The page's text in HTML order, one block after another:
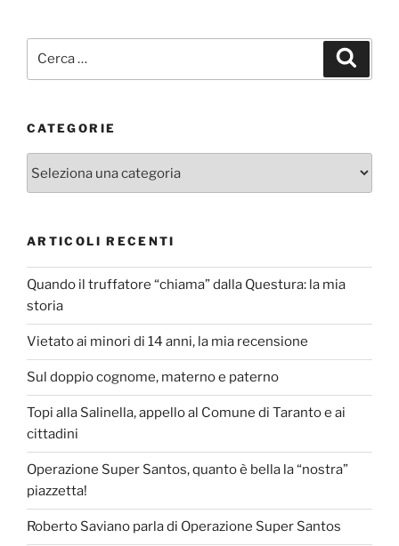
CATEGORIE
ARTICOLI RECENTI
Quando il truffatore “chiama” dalla Questura: la mia
storia
Vietato ai minori di 14 anni, la mia recensione
Sul doppio cognome, materno e paterno
Topi alla Salinella, appello al Comune di Taranto e ai
cittadini
Operazione Super Santos, quanto è bella la “nostra”
piazzetta!
Roberto Saviano parla di Operazione Super Santos